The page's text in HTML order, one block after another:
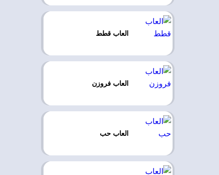
العاب قطط
العاب فروزن
العاب حب